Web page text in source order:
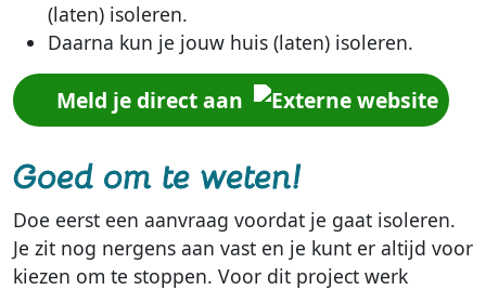
(laten) isoleren.
Daarna kun je jouw huis (laten) isoleren.
Meld je direct aan
Goed om te weten!
Doe eerst een aanvraag voordat je gaat isoleren.
Je zit nog nergens aan vast en je kunt er altijd voor
kiezen om te stoppen. Voor dit project werk